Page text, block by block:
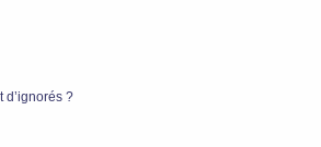
d’ignorés ?